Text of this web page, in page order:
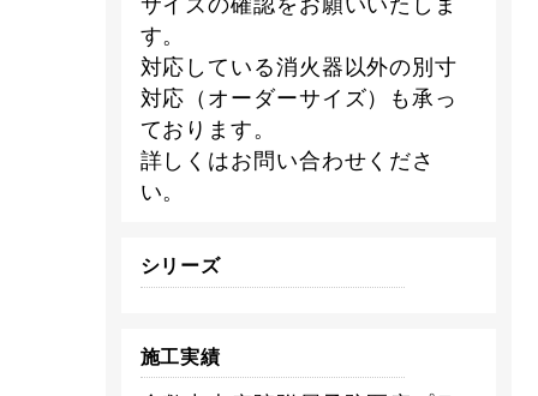
す。
対応している消火器以外の別寸
対応（オーダーサイズ）も承っ
ております。
詳しくはお問い合わせくださ
い。
シリーズ
施工実績